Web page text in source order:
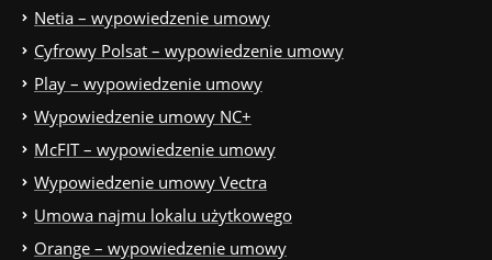
Netia – wypowiedzenie umowy
Cyfrowy Polsat – wypowiedzenie umowy
Play – wypowiedzenie umowy
Wypowiedzenie umowy NC+
McFIT – wypowiedzenie umowy
Wypowiedzenie umowy Vectra
Umowa najmu lokalu użytkowego
Orange – wypowiedzenie umowy